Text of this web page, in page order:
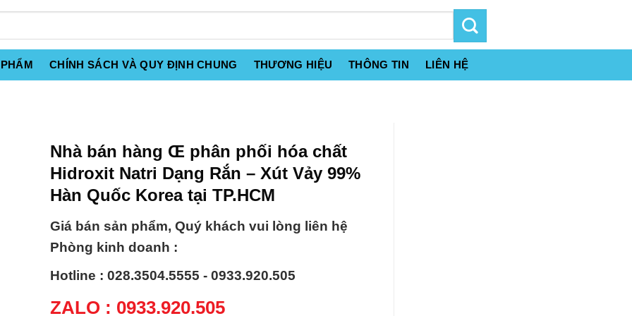
CHÍNH SÁCH VÀ QUY ĐỊNH CHUNG THƯƠNG HIỆU THÔNG TIN LIÊN HỆ
Nhà bán hàng Œ phân phối hóa chất
Hidroxit Natri Dạng Rắn – Xút Vảy 99%
Hàn Quốc Korea tại TP.HCM
Giá bán sản phẩm, Quý khách vui lòng liên hệ
Phòng kinh doanh :
Hotline : 028.3504.5555 - 0933.920.505
ZALO : 0933.920.505